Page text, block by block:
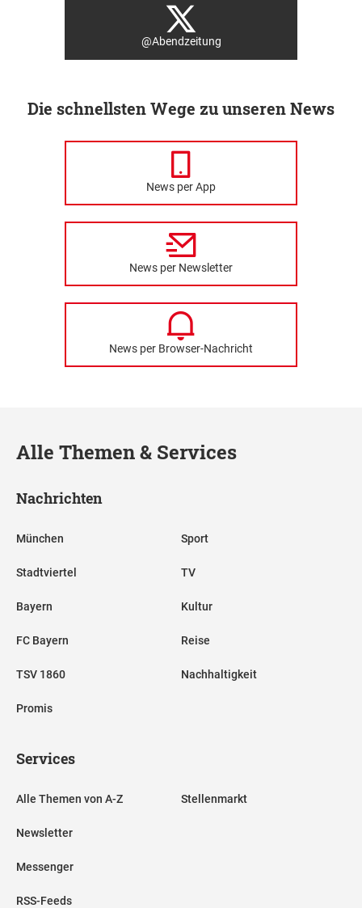
@Abendzeitung
Die schnellsten Wege zu unseren News
News per App
News per Newsletter
News per Browser-Nachricht
Alle Themen & Services
Nachrichten
München
Stadtviertel
Bayern
FC Bayern
TSV 1860
Promis
Sport
TV
Kultur
Reise
Nachhaltigkeit
Services
Alle Themen von A-Z
Newsletter
Messenger
RSS-Feeds
Stellenmarkt